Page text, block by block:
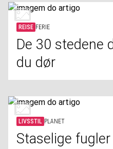
REISE FERIE
De 30 stedene
du dør
LIVSSTIL PLANET
Staselige